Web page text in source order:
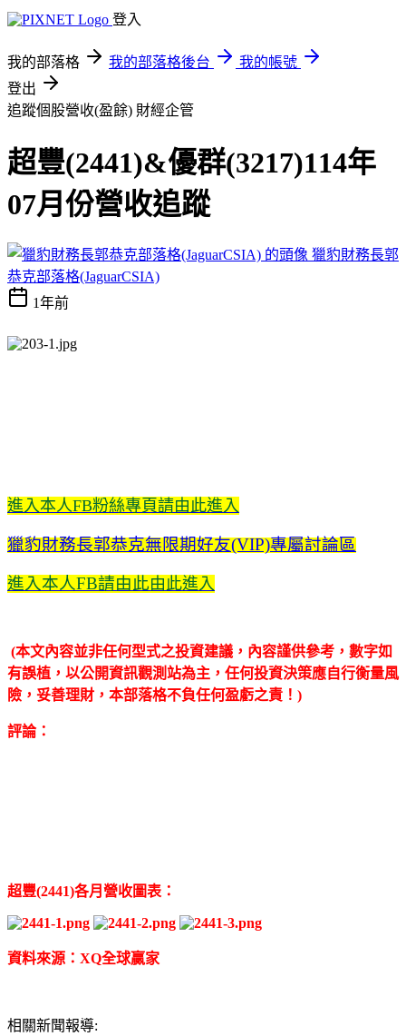
登入
我的部落格 我的部落格後台
我的帳號
登出
追蹤個股營收(盈餘) 財經企管
超豐(2441)&優群(3217)114年
07月份營收追蹤
獵豹財務長郭
恭克部落格(JaguarCSIA)
1年前
進入本人FB粉絲專頁請由此進入
獵豹財務長郭恭克無限期好友(VIP)專屬討論區
進入本人FB請由此由此進入
(本文內容並非任何型式之投資建議，內容謹供參考，數字如
有誤植，以公開資訊觀測站為主，任何投資決策應自行衡量風
險，妥善理財，本部落格不負任何盈虧之責！)
評論：
超豐(2441)各月營收圖表：
資料來源：XQ全球贏家
相關新聞報導: